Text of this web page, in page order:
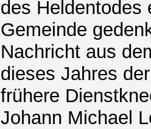
des Heldentodes
Gemeinde
Nachricht aus
dieses Jahres
frühere
Johann Michael